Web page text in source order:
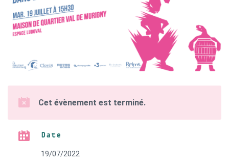
Cet évènement est terminé.
Date
19/07/2022